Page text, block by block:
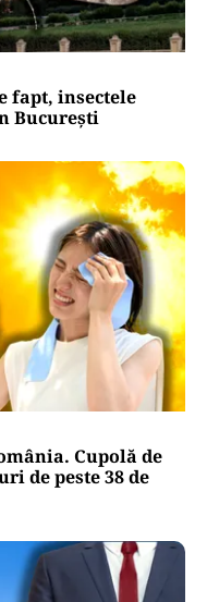
fapt, insectele
București
Cupolă de
de peste 38 de